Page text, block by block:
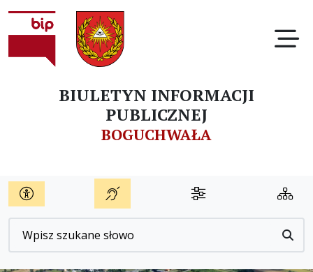
Wyszukiwarka
BIULETYN INFORMACJI
PUBLICZNEJ
BOGUCHWAŁA